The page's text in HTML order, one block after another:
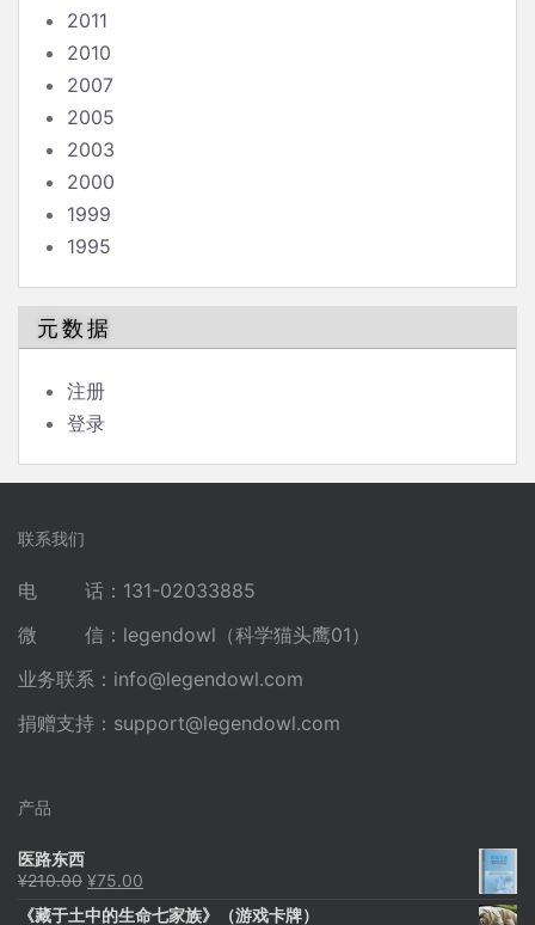
2011
2010
2007
2005
2003
2000
1999
1995
元数据
注册
登录
联系我们
电 话：131-02033885
微 信：legendowl（科学猫头鹰01）
业务联系： info@legendowl.com
捐赠支持： support@legendowl.com
产品
医路东西
¥210.00 原
¥75.00
《藏于土中的生命七家族》（游戏卡牌）